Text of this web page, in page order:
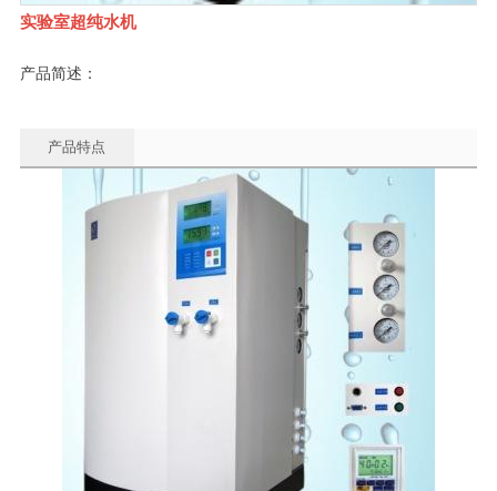
实验室超纯水机
产品简述：
产品特点